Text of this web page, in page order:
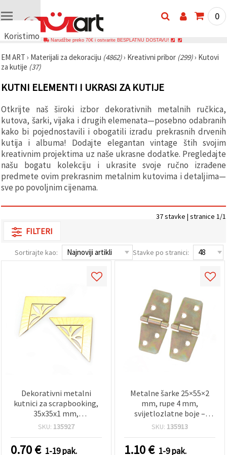
Koristimo
🍪
Koristimo
slične
tehnologije
osigurali
ispravno
funkcioniranje
web-
stranice,
poboljšali
vaše
korisničko
iskustvo i,
privolu,
promet te
sadržaj i
oglase,
uz pomoć
pristati na
korištenje
kolačića
Postavkama
odabirom
klikom na
gumb
0
Narudžbe preko 70€ i ostvarite BESPLATNU DOSTAVU!
EM ART › Materijali za dekoraciju (4862)› Kreativni pribor (299)› Kutovi
za kutije (37)
KUTNI ELEMENTI I UKRASI ZA KUTIJE
Otkrijte naš široki izbor dekorativnih metalnih ručkica,
kutova, šarki, vijaka i drugih elemenata—posebno odabranih
kako bi pojednostavili i obogatili izradu prekrasnih drvenih
kutija i albuma! Dodajte elegantan vintage štih svojim
kreativnim projektima uz naše ukrasne dodatke. Pregledajte
našu bogatu kolekciju i ukrasite svoje ručno izrađene
predmete ovim prekrasnim metalnim kutovima i detaljima—
sve po povoljnim cijenama.
37 stavke | stranice 1/1
FILTERI
Sortirajte kao: Stavke po stranici:
Dekorativni metalni
kutnici za scrapbooking,
35x35x1 mm,
svijetlozlatna boja – 4
SKU: 135927
0.70€ 1-19 pak.
Metalne šarke 25×55×2
mm, rupe 4 mm,
svijetlozlatne boje –
pakiranje od 4 kom
SKU: 135913
1.10€ 1-9 pak.